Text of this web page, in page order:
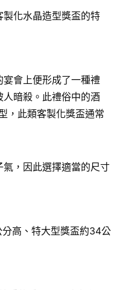
化水晶造型獎盃的特
會上便形成了一種禮
暗殺。此禮俗中的酒
，此類客製化獎盃通常
，因此選擇適當的尺寸
高、特大型獎盃約34公